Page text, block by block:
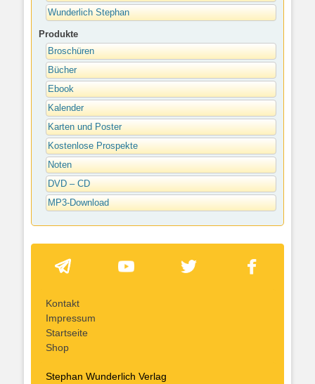
Wunderlich Stephan
Produkte
Broschüren
Bücher
Ebook
Kalender
Karten und Poster
Kostenlose Prospekte
Noten
DVD – CD
MP3-Download
Kontakt
Impressum
Startseite
Shop
Stephan Wunderlich Verlag